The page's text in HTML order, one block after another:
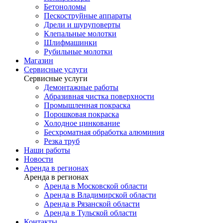
Бетоноломы
Пескоструйные аппараты
Дрели и шуруповерты
Клепальные молотки
Шлифмашинки
Рубильные молотки
Магазин
Сервисные услуги
Сервисные услуги
Демонтажные работы
Абразивная чистка поверхности
Промышленная покраска
Порошковая покраска
Холодное цинкование
Бесхроматная обработка алюминия
Резка труб
Наши работы
Новости
Аренда в регионах
Аренда в регионах
Аренда в Московской области
Аренда в Владимирской области
Аренда в Рязанской области
Аренда в Тульской области